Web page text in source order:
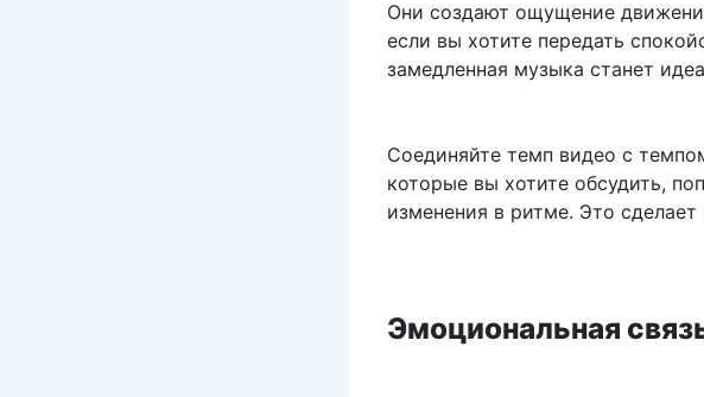
Они создают ощущение
если вы хотите передать
замедленная музыка станет
Соединяйте темп видео с
которые вы хотите обсудить,
изменения в ритме. Это
Эмоциональная